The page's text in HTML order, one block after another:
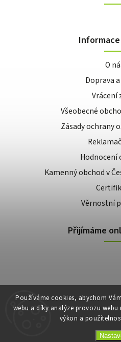
Používáme cookies, abychom
webu a díky analýze provozu
výkon a
O
Doprava
Vrácení
Všeobecné
Zásady ochrany
Hodnocení
Kamenný obchod v
Věrnostní
Přijímáme
Copyright 2026E-shop
VytvořilShoptet